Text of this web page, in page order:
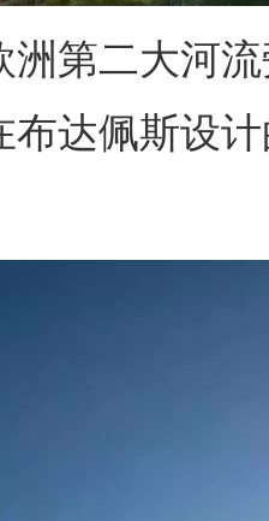
洲第二大河
布达佩斯设